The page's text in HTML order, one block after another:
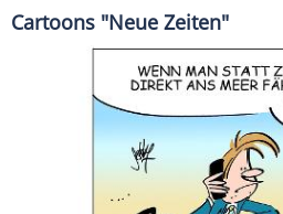
Cartoons "Neue Zeiten"